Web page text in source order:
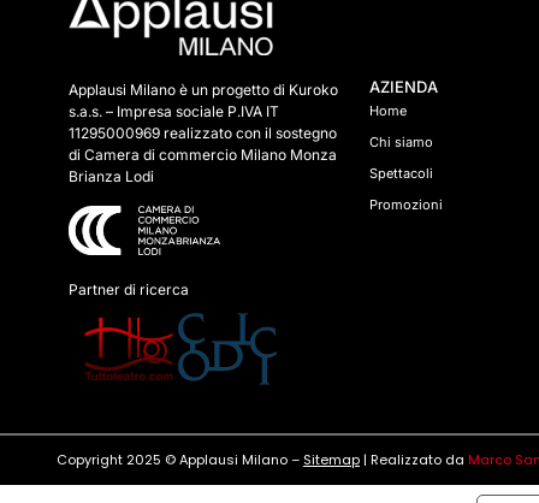
Applausi Milano è un progetto di Kuroko
s.a.s. – Impresa sociale P.IVA IT
11295000969 realizzato con il sostegno
di Camera di commercio Milano Monza
Brianza Lodi
AZIENDA
Home
Chi siamo
Spettacoli
Promozioni
Partner di ricerca
Copyright 2025 © Applausi Milano – Sitemap| Realizzato da Marco